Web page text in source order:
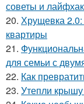
советы и
20. Хрущевка 2.0:
квартиры
21.
для семьи с
22. Как
23. Утепли крышу